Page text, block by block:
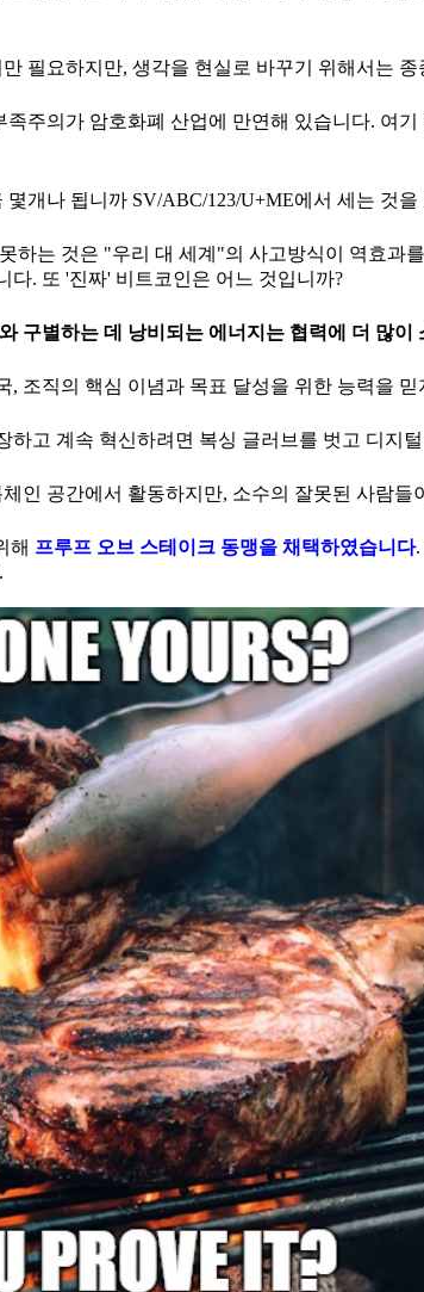
필요하지만, 생각을 현실로 바꾸기 위해서는
주의가 암호화폐 산업에 만연해 있습니다. 여
개나 됩니까 SV/ABC/123/U+ME에서 세는 것을
하는 것은 "우리 대 세계"의 사고방식이 역효과
다. 또 '진짜' 비트코인은 어느 것입니까?
구별하는 데 낭비되는 에너지는 협력에 더 많이
, 조직의 핵심 이념과 목표 달성을 위한 능력을
고 계속 혁신하려면 복싱 글러브를 벗고 디지
인 공간에서 활동하지만, 소수의 잘못된 사람들
해 프루프 오브 스테이크 동맹을 채택하였습니다.